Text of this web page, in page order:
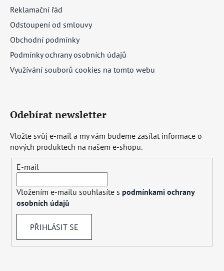
Reklamační řád
Odstoupení od smlouvy
Obchodní podmínky
Podmínky ochrany osobních údajů
Využívání souborů cookies na tomto webu
Odebírat newsletter
Vložte svůj e-mail a my vám budeme zasílat informace o
nových produktech na našem e-shopu.
E-mail
Vložením e-mailu souhlasíte s podmínkami ochrany
osobních údajů
PŘIHLÁSIT SE